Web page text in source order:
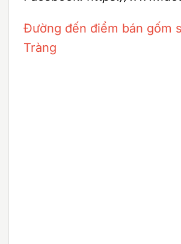
Đường đến điểm bán gốm
Tràng